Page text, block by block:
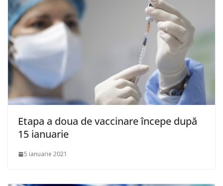
Etapa a doua de vaccinare începe după
15 ianuarie
5 ianuarie 2021